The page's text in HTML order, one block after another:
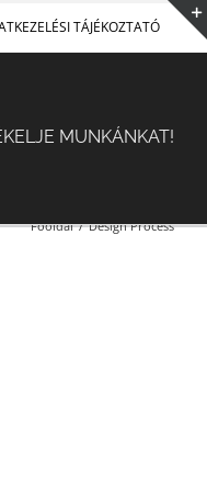
TÁJÉKOZTATÓ
MUNKÁNKAT!
Főoldal / Design Process